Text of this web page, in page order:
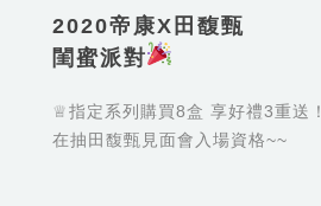
2020帝康X田馥甄
閨蜜派對
♕指定系列購買8盒 享好禮3重送！
在抽田馥甄見面會入場資格~~